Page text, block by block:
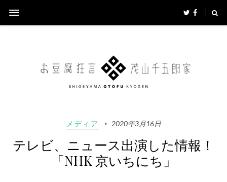
メディア 2020年3月16日
テレビ、ニュース出演した情報！
「NHK 京いちにち」